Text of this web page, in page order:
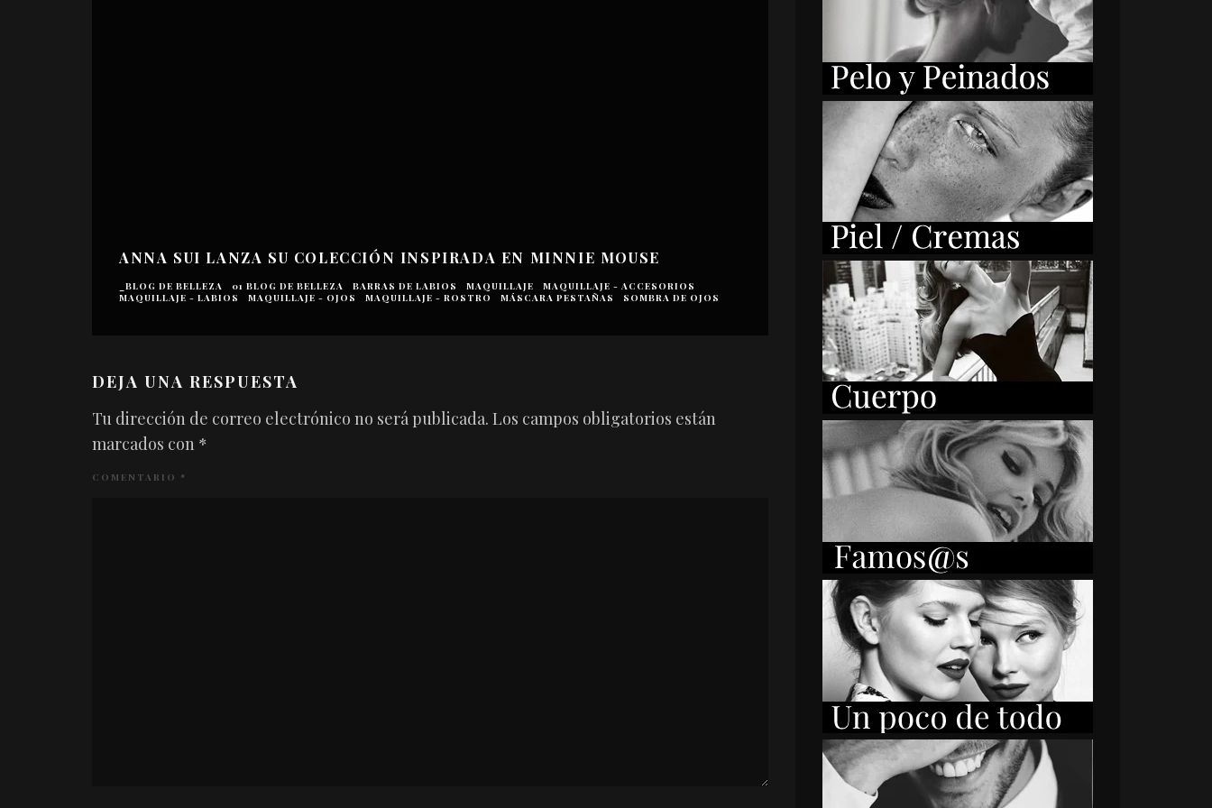
ANNA SUI LANZA SU COLECCIÓN INSPIRADA EN MINNIE MOUSE
_BLOG DE BELLEZA 01 BLOG DE BELLEZA BARRAS DE LABIOS MAQUILLAJE
MAQUILLAJE - ACCESORIOS
MAQUILLAJE - LABIOS
MAQUILLAJE - OJOS MAQUILLAJE - ROSTRO MÁSCARA PESTAÑAS SOMBRA DE OJOS
DEJA UNA RESPUESTA
Tu dirección de correo electrónico no será publicada. Los campos obligatorios están
marcados con *
COMENTARIO *